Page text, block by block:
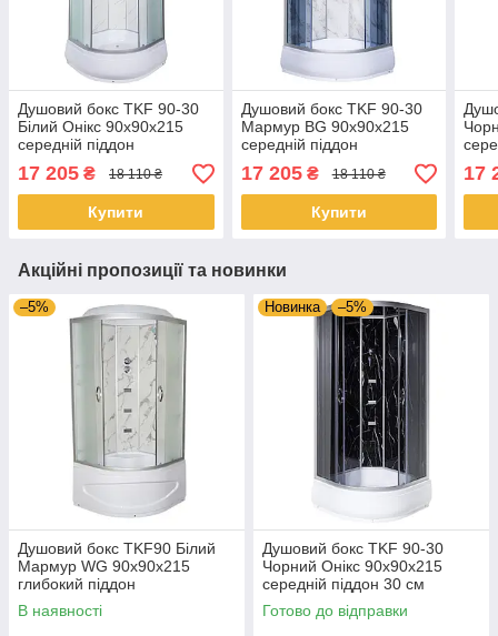
Душовий бокс TKF 90-30
Білий Онікс 90х90х215
середній піддон
17 205 ₴ 18 110 ₴
Купити
Душовий бокс TKF 90-30
Мармур BG 90х90х215
середній піддон
17 205₴ 18 110 ₴
Купити
17
Акційні пропозиції та новинки
–5%
Душовий бокс TKF90 Білий
Мармур WG 90x90x215
глибокий піддон
В наявності
Новинка –5%
Душовий бокс TKF 90-30
Чорний Онікс 90х90х215
середній піддон 30 см
Готово до відправки